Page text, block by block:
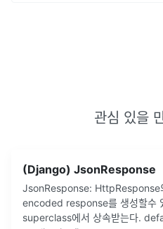
관심 있을
(Django) JsonResponse
JsonResponse:
encoded response를 생성할수
superclass에서 상속받는다.